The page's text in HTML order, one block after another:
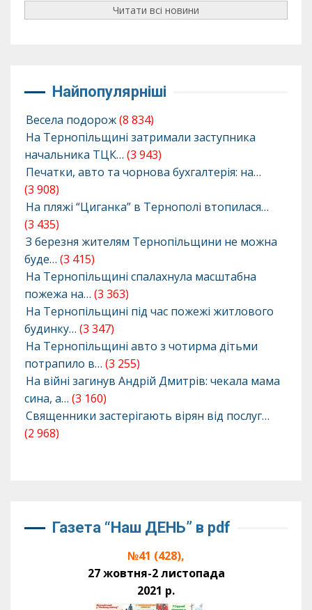
Читати всі новини
Найпопулярніші
Весела подорож(8 834)
На Тернопільщині затримали заступника
начальника ТЦК… (3 943)
Печатки, авто та чорнова бухгалтерія: на…
(3 908)
На пляжі “Циганка” в Тернополі втопилася…
(3 435)
З березня жителям Тернопільщини не можна
буде… (3 415)
На Тернопільщині спалахнула масштабна
пожежа на… (3 363)
На Тернопільщині під час пожежі житлового
будинку… (3 347)
На Тернопільщині авто з чотирма дітьми
потрапило в… (3 255)
На війні загинув Андрій Дмитрів: чекала мама
сина, а… (3 160)
Священники застерігають вірян від послуг…
(2 968)
Газета “Наш ДЕНЬ” в pdf
№41 (428),
27 жовтня-2 листопада
2021 р.